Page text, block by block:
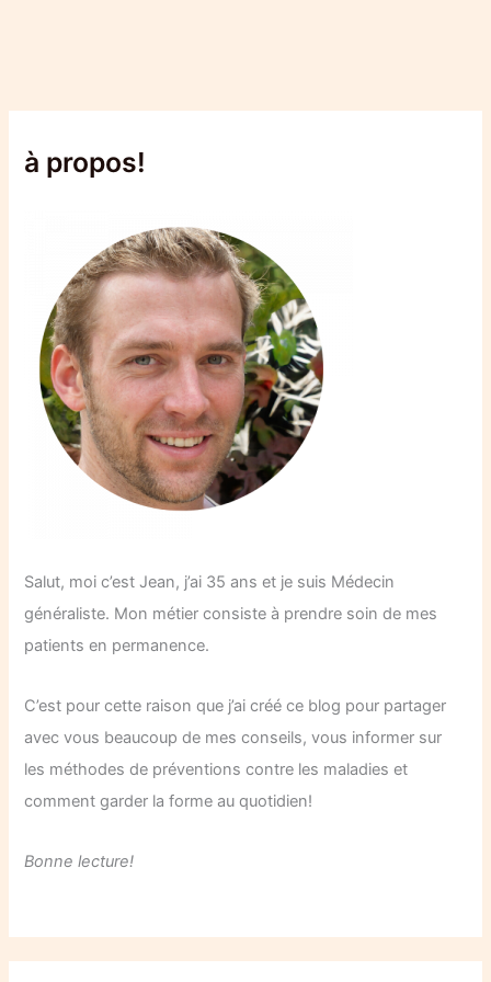
à propos!
Salut, moi c’est Jean, j’ai 35 ans et je suis Médecin
généraliste. Mon métier consiste à prendre soin de mes
patients en permanence.
C’est pour cette raison que j’ai créé ce blog pour partager
avec vous beaucoup de mes conseils, vous informer sur
les méthodes de préventions contre les maladies et
comment garder la forme au quotidien!
Bonne lecture!